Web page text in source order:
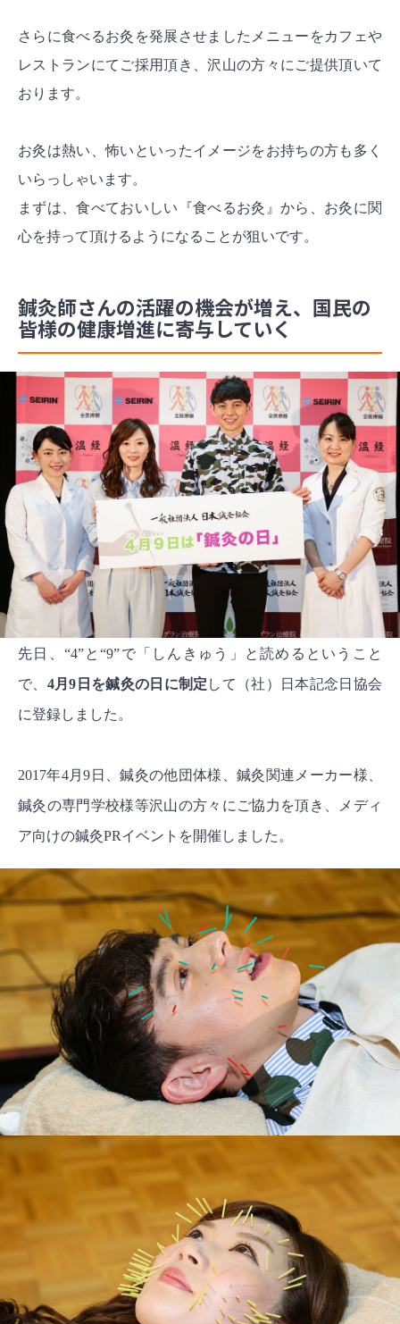
さらに食べるお灸を発展させましたメニューをカフェや
レストランにてご採用頂き、沢山の方々にご提供頂いて
おります。
お灸は熱い、怖いといったイメージをお持ちの方も多く
いらっしゃいます。
まずは、食べておいしい『食べるお灸』から、お灸に関
心を持って頂けるようになることが狙いです。
鍼灸師さんの活躍の機会が増え、国民の
皆様の健康増進に寄与していく
先日、“4”と“9”で「しんきゅう」と読めるということ
で、 4月9日を鍼灸の日に制定 して（社）日本記念日協会
に登録しました。
2017年4月9日、鍼灸の他団体様、鍼灸関連メーカー様、
鍼灸の専門学校様等沢山の方々にご協力を頂き、メディ
ア向けの鍼灸PRイベントを開催しました。